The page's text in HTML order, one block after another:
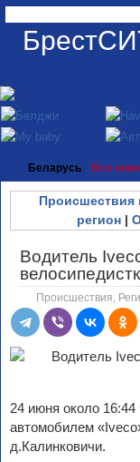
Беларусь Все
Происшествия
регион |
Водитель
Происшествия
24 июня около 16:44
автомобилем
д.Калинковичи.